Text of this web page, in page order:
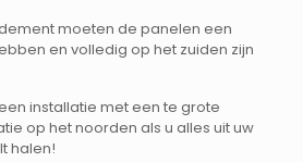
moeten de panelen een
en volledig op het zuiden zijn
installatie met een te grote
op het noorden als u alles uit uw
halen!